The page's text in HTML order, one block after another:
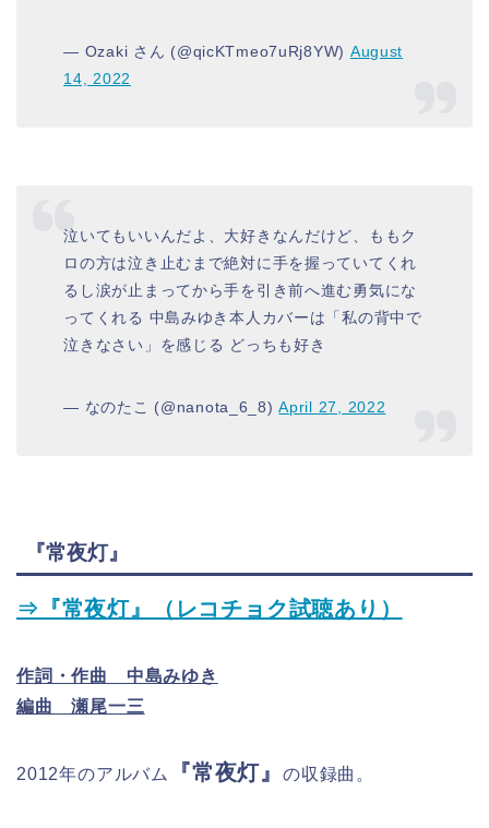
— Ozaki さん (@qicKTmeo7uRj8YW) August
14, 2022
泣いてもいいんだよ、大好きなんだけど、ももク
ロの方は泣き止むまで絶対に手を握っていてくれ
るし涙が止まってから手を引き前へ進む勇気にな
ってくれる 中島みゆき本人カバーは「私の背中で
泣きなさい」を感じる どっちも好き
— なのたこ (@nanota_6_8)April 27, 2022
『常夜灯』
⇒『常夜灯』（レコチョク試聴あり）
作詞・作曲 中島みゆき
編曲 瀬尾一三
2012年のアルバム 『常夜灯』 の収録曲。